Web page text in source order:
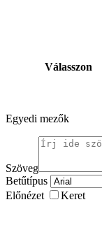
Válasszon
Egyedi mezők
Szöveg
Betűtípus
Előnézet
Keret